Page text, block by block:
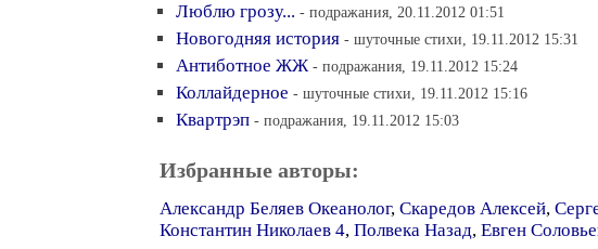
Люблю грозу... - подражания, 20.11.2012 01:51
Новогодняя история - шуточные стихи, 19.11.2012 15:31
Антиботное ЖЖ - подражания, 19.11.2012 15:24
Коллайдерное - шуточные стихи, 19.11.2012 15:16
Квартрэп - подражания, 19.11.2012 15:03
Избранные авторы:
Александр Беляев Океанолог, Скаредов Алексей,
Константин Николаев 4, Полвека Назад, Евген